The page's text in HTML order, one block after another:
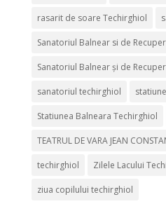
rasarit de soare Techirghiol
Sanatoriul Balnear si de
Sanatoriul Balnear și de
sanatoriul techirghiol
Statiunea Balneara Techirghiol
TEATRUL DE VARA JEAN
techirghiol Zilele Lacului
ziua copilului techirghiol